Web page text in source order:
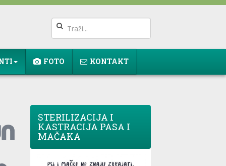
FOTO KONTAKT
STERILIZACIJA I
KASTRACIJA PASA I
MAČAKA